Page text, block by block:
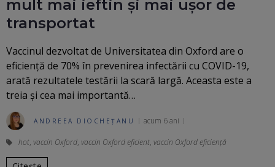
mult mai ieftin şi mai uşor de
transportat
Vaccinul dezvoltat de Universitatea din Oxford are o
eficiență de 70% în prevenirea infectării cu COVID-19,
arată rezultatele testării la scară largă. Aceasta este a
treia și cea mai importantă…
ANDREEA DIOCHEȚANU acum 6 ani
hot, vaccin Oxford, vaccin Oxford eficient, vaccin Oxford eficiență